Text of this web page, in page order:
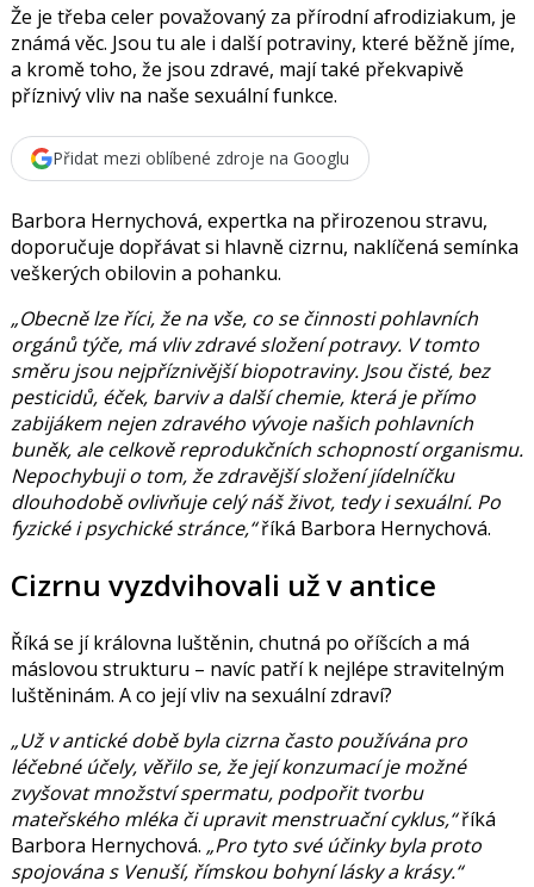
Že je třeba celer považovaný za přírodní afrodiziakum, je
známá věc. Jsou tu ale i další potraviny, které běžně jíme,
a kromě toho, že jsou zdravé, mají také překvapivě
příznivý vliv na naše sexuální funkce.
Přidat mezi oblíbené zdroje na Googlu
Barbora Hernychová, expertka na přirozenou stravu,
doporučuje dopřávat si hlavně cizrnu, naklíčená semínka
veškerých obilovin a pohanku.
„Obecně lze říci, že na vše, co se činnosti pohlavních
orgánů týče, má vliv zdravé složení potravy. V tomto
směru jsou nejpříznivější biopotraviny. Jsou čisté, bez
pesticidů, éček, barviv a další chemie, která je přímo
zabijákem nejen zdravého vývoje našich pohlavních
buněk, ale celkově reprodukčních schopností organismu.
Nepochybuji o tom, že zdravější složení jídelníčku
dlouhodobě ovlivňuje celý náš život, tedy i sexuální. Po
fyzické i psychické stránce,“říká Barbora Hernychová.
Cizrnu vyzdvihovali už v antice
Říká se jí královna luštěnin, chutná po oříšcích a má
máslovou strukturu – navíc patří k nejlépe stravitelným
luštěninám. A co její vliv na sexuální zdraví?
„Už v antické době byla cizrna často používána pro
léčebné účely, věřilo se, že její konzumací je možné
zvyšovat množství spermatu, podpořit tvorbu
mateřského mléka či upravit menstruační cyklus,“říká
Barbora Hernychová. „Pro tyto své účinky byla proto
spojována s Venuší, římskou bohyní lásky a krásy.“